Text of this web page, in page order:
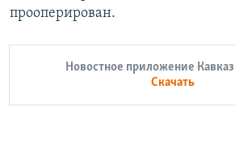
прооперирован.
Новостное приложение
Скачать